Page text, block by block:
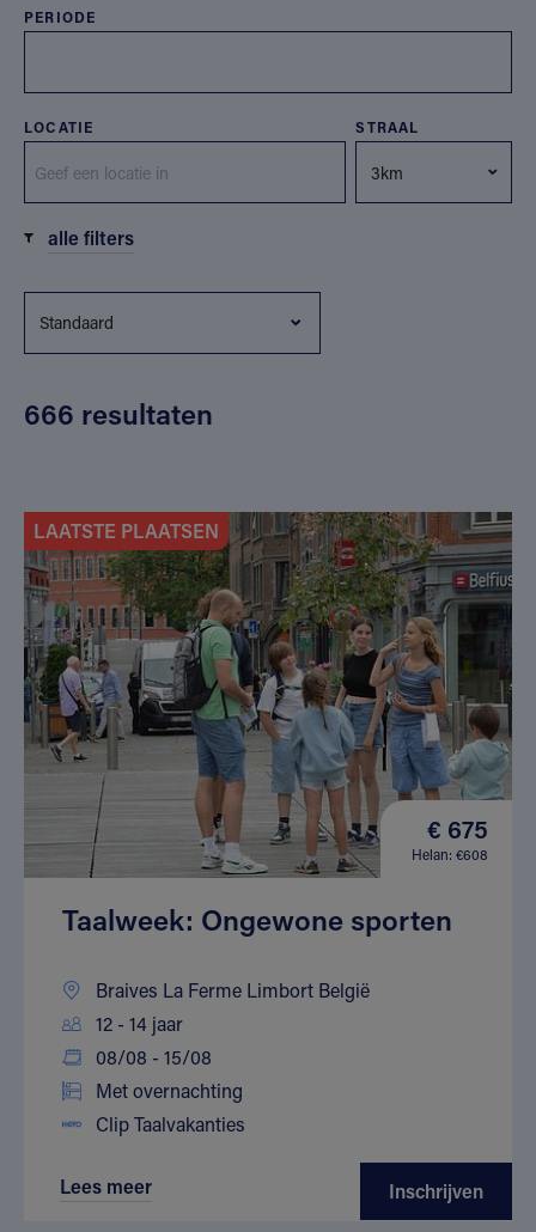
PERIODE
LOCATIE STRAAL
alle filters
666 resultaten
LAATSTE PLAATSEN
€ 675
Helan: €608
Taalweek: Ongewone sporten
Braives La Ferme Limbort België
12 - 14 jaar
08/08 - 15/08
Met overnachting
Clip Taalvakanties
Lees meer Inschrijven